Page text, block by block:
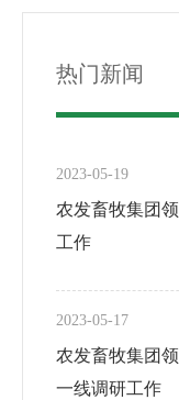
热门新闻
2023-05-19
农发畜牧集团
工作
2023-05-17
农发畜牧集团
一线调研工作